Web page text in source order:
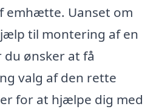
emhætte. Uanset om
til montering af en
ønsker at få
valg af den rette
for at hjælpe dig med